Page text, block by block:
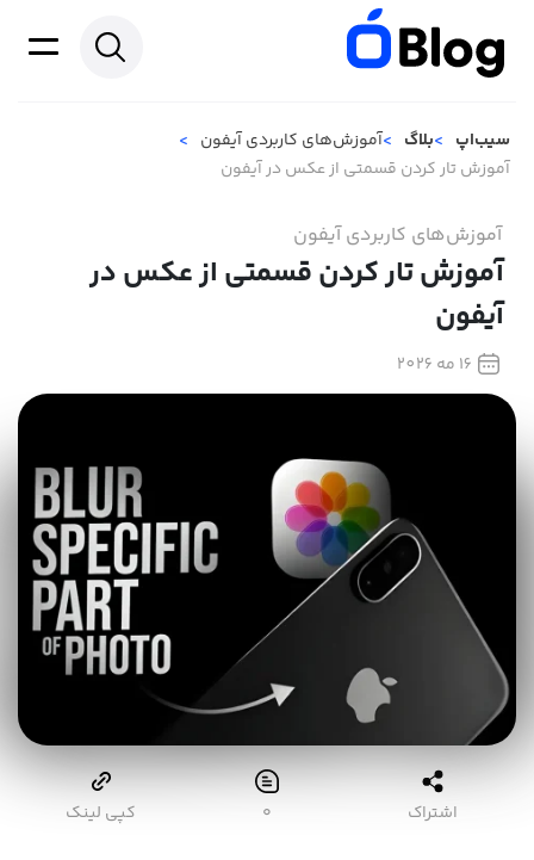
سیب‌اپ بلاگ
آموزش‌های کاربردی آیفون
آموزش تار كردن قسمتی از عکس در آیفون
آموزش‌های کاربردی آیفون
آموزش تار كردن قسمتی از عکس در
آیفون
16 مه 2026
اشتراک ۰ کپی لینک